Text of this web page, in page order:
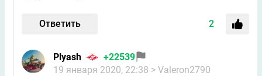
Ответить 2
Plyash
+22539
19 января 2020, 22:38 > Valeron2790